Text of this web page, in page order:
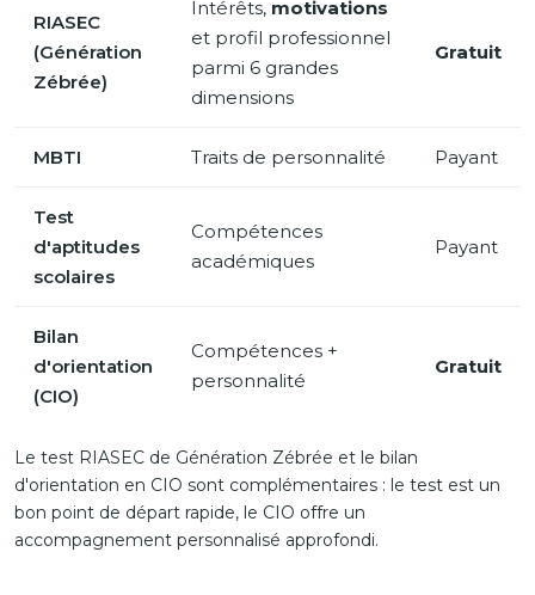
RIASEC
(Génération
Zébrée)
Intérêts, motivations
et profil professionnel
parmi 6 grandes
dimensions
Gratuit
MBTI Traits de personnalité Payant
Test
d'aptitudes
scolaires
Compétences
académiques
Payant
Bilan
d'orientation
(CIO)
Compétences +
personnalité
Gratuit
Le test RIASEC de Génération Zébrée et le bilan
d'orientation en CIO sont complémentaires : le test est un
bon point de départ rapide, le CIO offre un
accompagnement personnalisé approfondi.